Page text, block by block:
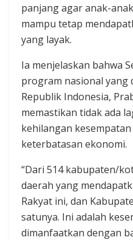
panjang agar anak-
mampu tetap
yang layak.
Ia menjelaskan bahwa
program nasional yang
Republik Indonesia,
memastikan tidak ada
kehilangan
keterbatasan ekonomi.
“Dari 514 kabupaten/
daerah yang
Rakyat ini, dan
satunya. Ini adalah
dimanfaatkan dengan